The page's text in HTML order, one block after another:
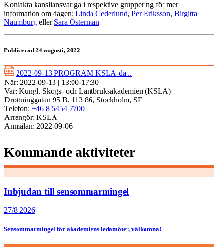
Kontakta kansliansvariga i respektive gruppering för mer
information om dagen: Linda Cederlund, Per Eriksson, Birgitta
Naumburg eller Sara Österman
Publicerad 24 augusti, 2022
2022-09-13 PROGRAM KSLA-da...
När: 2022-09-13 | 13:00-17:30
Var: Kungl. Skogs- och Lantbruksakademien (KSLA)
Drottninggatan 95 B, 113 86, Stockholm, SE
Telefon: +46 8 5454 7700
Arrangör: KSLA
Anmälan: 2022-09-06
Kommande aktiviteter
Inbjudan till sensommarmingel
27/8 2026
Sensommarmingel för akademiens ledamöter, välkomna!